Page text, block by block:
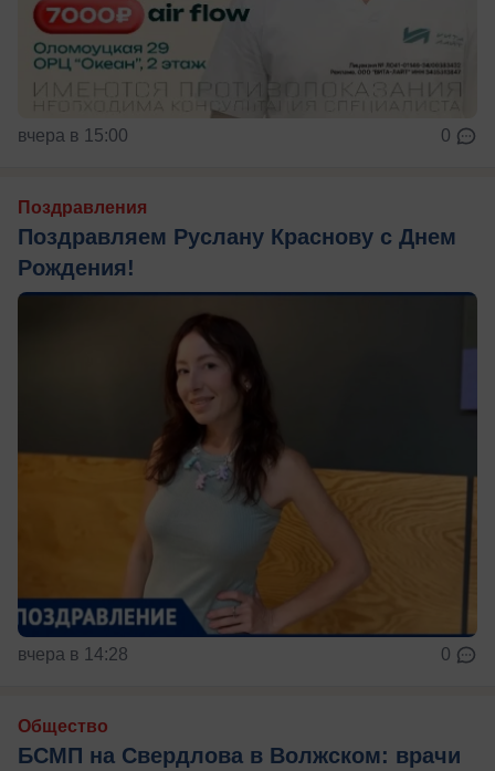
вчера в 15:00 0
Поздравления
Поздравляем Руслану Краснову с Днем
Рождения!
вчера в 14:28 0
Общество
БСМП на Свердлова в Волжском: врачи